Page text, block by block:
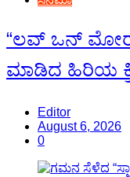
“ಲವ್ ಒನ್
ಮಾಡಿದ ಹಿರಿಯ
Editor
August 6, 2026
0